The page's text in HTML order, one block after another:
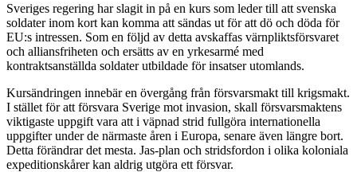
Sveriges regering har slagit in på en kurs som leder till att svenska
soldater inom kort kan komma att sändas ut för att dö och döda för
EU:s intressen. Som en följd av detta avskaffas värnpliktsförsvaret
och alliansfriheten och ersätts av en yrkesarmé med
kontraktsanställda soldater utbildade för insatser utomlands.
Kursändringen innebär en övergång från försvarsmakt till krigsmakt.
I stället för att försvara Sverige mot invasion, skall försvarsmaktens
viktigaste uppgift vara att i väpnad strid fullgöra internationella
uppgifter under de närmaste åren i Europa, senare även längre bort.
Detta förändrar det mesta. Jas-plan och stridsfordon i olika koloniala
expeditionskårer kan aldrig utgöra ett försvar.